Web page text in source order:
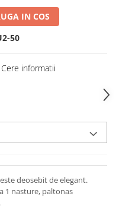
IN COS
50
informatii
deosebit de elegant.
1 nasture, paltonas